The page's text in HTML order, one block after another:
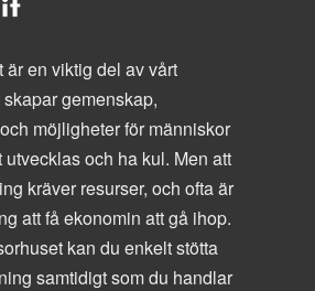
är en viktig del av vårt
gemenskap,
möjligheter för människor
utvecklas och ha kul. Men att
kräver resurser, och ofta är
att få ekonomin att gå ihop.
kan du enkelt stötta
samtidigt som du handlar